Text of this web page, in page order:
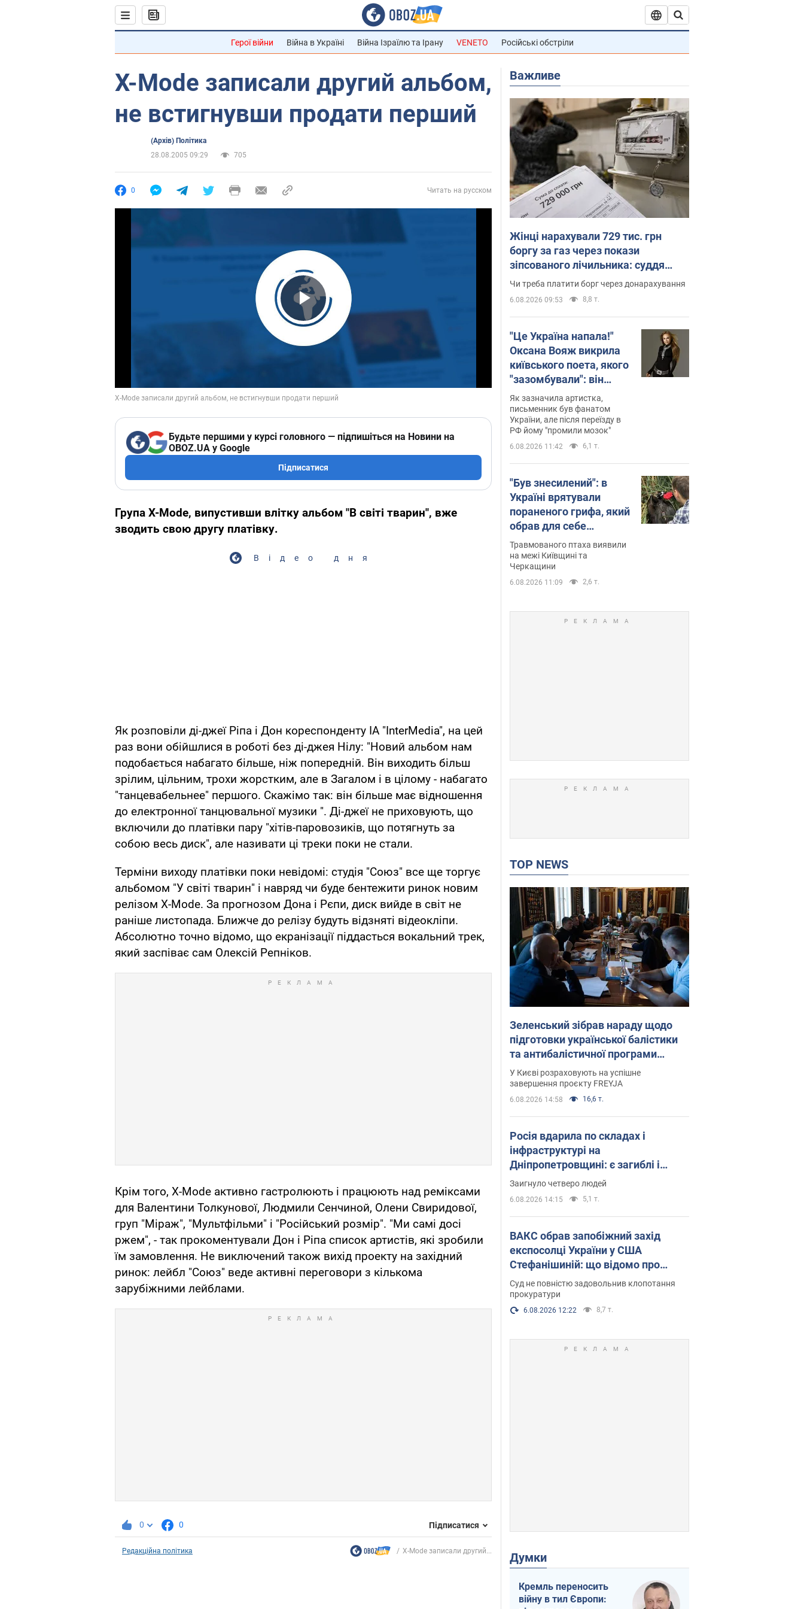
Герої війни Війна в Україні Війна Ізраїлю та Ірану VENETO Російські обстріли
X-Mode записали другий альбом,
не встигнувши продати перший
(Архів) Політика
28.08.2005 09:29
705
0 Читать на русском
Play Video
Будьте першими у курсі головного — підпишіться на Новини на
OBOZ.UA у Google
Підписатися
Група X-Mode, випустивши влітку альбом "В світі тварин", вже
зводить свою другу платівку.
Відео дня
Як розповіли ді-джеї Ріпа і Дон кореспонденту ІА "InterMedia", на цей
раз вони обійшлися в роботі без ді-джея Нілу: "Новий альбом нам
подобається набагато більше, ніж попередній. Він виходить більш
зрілим, цільним, трохи жорстким, але в Загалом і в цілому - набагато
"танцевабельнее" першого. Скажімо так: він більше має відношення
до електронної танцювальної музики ". Ді-джеї не приховують, що
включили до платівки пару "хітів-паровозиків, що потягнуть за
собою весь диск", але називати ці треки поки не стали.
Терміни виходу платівки поки невідомі: студія "Союз" все ще торгує
альбомом "У світі тварин" і навряд чи буде бентежити ринок новим
релізом X-Mode. За прогнозом Дона і Рєпи, диск вийде в світ не
раніше листопада. Ближче до релізу будуть відзняті відеокліпи.
Абсолютно точно відомо, що екранізації піддасться вокальний трек,
який заспіває сам Олексій Репніков.
Крім того, X-Mode активно гастролюють і працюють над реміксами
для Валентини Толкунової, Людмили Сенчиной, Олени Свиридової,
груп "Міраж", "Мультфільми" і "Російський розмір". "Ми самі досі
ржем", - так прокоментували Дон і Ріпа список артистів, які зробили
їм замовлення. Не виключений також вихід проекту на західний
ринок: лейбл "Союз" веде активні переговори з кількома
зарубіжними лейблами.
0 0 Підписатися
Редакційна політика X-Mode записали другий...
Важливе
Жінці нарахували 729 тис. грн
боргу за газ через покази
зіпсованого лічильника: суддя
ухвалив неочікуване рішення
Чи треба платити борг через донарахування
6.08.2026 09:53 8,8 т.
"Це Україна напала!"
Оксана Вояж викрила
київського поета, якого
"зазомбували": він
навіть російської не
знав, а тепер хоче
геноциду українців
Як зазначила артистка,
письменник був фанатом
України, але після переїзду в
РФ йому "промили мозок"
6.08.2026 11:42 6,1 т.
"Був знесилений": в
Україні врятували
пораненого грифа, який
обрав для себе
нетиповий маршрут.
Фото
Травмованого птаха виявили
на межі Київщині та
Черкащини
6.08.2026 11:09 2,6 т.
TOP NEWS
Зеленський зібрав нараду щодо
підготовки української балістики
та антибалістичної програми
FREYJA: які рішення готуються
У Києві розраховують на успішне
завершення проєкту FREYJA
6.08.2026 14:58 16,6 т.
Росія вдарила по складах і
інфраструктурі на
Дніпропетровщині: є загиблі і
поранені. Фото
Заигнуло четверо людей
6.08.2026 14:15 5,1 т.
ВАКС обрав запобіжний захід
експосолці України у США
Стефанішиній: що відомо про
справу
Суд не повністю задовольнив клопотання
прокуратури
6.08.2026 12:22 8,7 т.
Думки
Кремль переносить
війну в тил Європи: